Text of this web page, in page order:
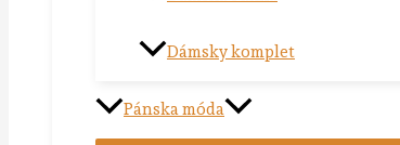
Dámsky komplet
Pánska móda